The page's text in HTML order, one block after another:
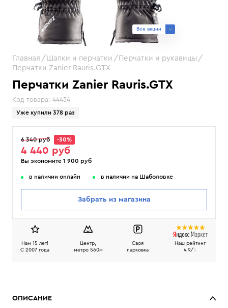
Перчатки Zanier Rauris.GTX
Код товара: 44434
Уже купили 378 раз
Все акции
Главная Шапки и перчатки
Перчатки и рукавицы
Перчатки Zanier Rauris.GTX
6 340 руб -30%
4 440 руб
Вы экономите 1 900 руб
в наличии онлайн в наличии на Шаболовке
Забрать из магазина
Нам 15 лет!
C 2007 года
Центр,
метро 560м
Своя
парковка
Наш рейтинг
4.9/5
ОПИСАНИЕ